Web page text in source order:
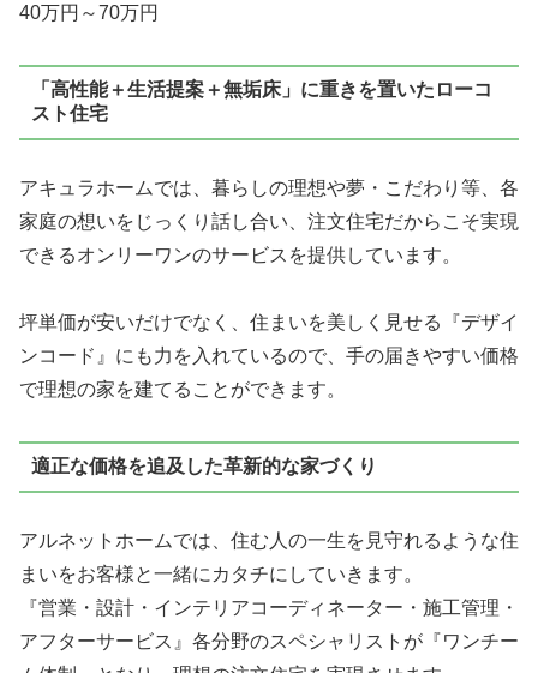
40万円～70万円
「高性能＋生活提案＋無垢床」に重きを置いたローコ
スト住宅
アキュラホームでは、暮らしの理想や夢・こだわり等、各
家庭の想いをじっくり話し合い、注文住宅だからこそ実現
できるオンリーワンのサービスを提供しています。
坪単価が安いだけでなく、住まいを美しく見せる『デザイ
ンコード』にも力を入れているので、手の届きやすい価格
で理想の家を建てることができます。
適正な価格を追及した革新的な家づくり
アルネットホームでは、住む人の一生を見守れるような住
まいをお客様と一緒にカタチにしていきます。
『営業・設計・インテリアコーディネーター・施工管理・
アフターサービス』各分野のスペシャリストが『ワンチー